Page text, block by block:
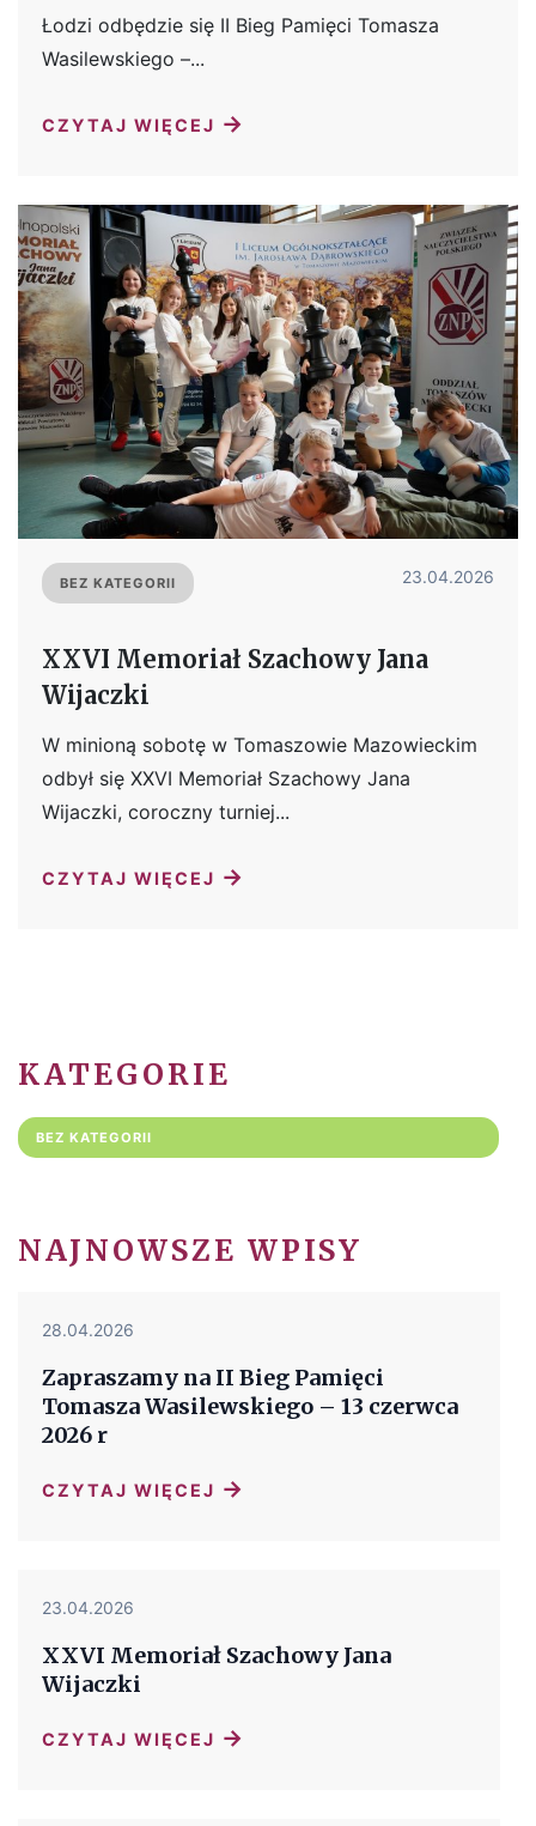
Łodzi odbędzie się II Bieg Pamięci Tomasza
Wasilewskiego –...
CZYTAJ WIĘCEJ →
BEZ KATEGORII 23.04.2026
XXVI Memoriał Szachowy Jana
Wijaczki
W minioną sobotę w Tomaszowie Mazowieckim
odbył się XXVI Memoriał Szachowy Jana
Wijaczki, coroczny turniej...
CZYTAJ WIĘCEJ →
KATEGORIE
BEZ KATEGORII
NAJNOWSZE WPISY
28.04.2026
Zapraszamy na II Bieg Pamięci
Tomasza Wasilewskiego – 13 czerwca
2026 r
CZYTAJ WIĘCEJ →
23.04.2026
XXVI Memoriał Szachowy Jana
Wijaczki
CZYTAJ WIĘCEJ →